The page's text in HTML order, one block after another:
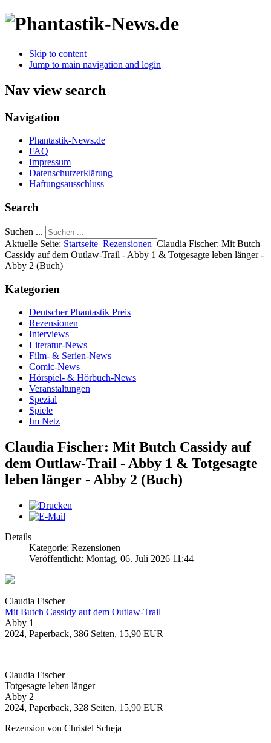
Skip to content
Jump to main navigation and login
Nav view search
Navigation
Phantastik-News.de
FAQ
Impressum
Datenschutzerklärung
Haftungsausschluss
Search
Suchen ...
Aktuelle Seite: Startseite Rezensionen Claudia Fischer: Mit Butch
Cassidy auf dem Outlaw-Trail - Abby 1 & Totgesagte leben länger -
Abby 2 (Buch)
Kategorien
Deutscher Phantastik Preis
Rezensionen
Interviews
Literatur-News
Film- & Serien-News
Comic-News
Hörspiel- & Hörbuch-News
Veranstaltungen
Spezial
Spiele
Im Netz
Claudia Fischer: Mit Butch Cassidy auf
dem Outlaw-Trail - Abby 1 & Totgesagte
leben länger - Abby 2 (Buch)
Details
Kategorie: Rezensionen
Veröffentlicht: Montag, 06. Juli 2026 11:44
Claudia Fischer
Mit Butch Cassidy auf dem Outlaw-Trail
Abby 1
2024, Paperback, 386 Seiten, 15,90 EUR
Claudia Fischer
Totgesagte leben länger
Abby 2
2024, Paperback, 328 Seiten, 15,90 EUR
Rezension von Christel Scheja